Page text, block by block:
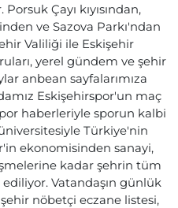
Çayı kıyısından,
ve Sazova Parkı'ndan
Valiliği ile Eskişehir
yerel gündem ve şehir
anbean sayfalarımıza
Eskişehirspor'un maç
haberleriyle sporun kalbi
Türkiye'nin
ekonomisinden sanayi,
kadar şehrin tüm
Vatandaşın günlük
nöbetçi eczane listesi,